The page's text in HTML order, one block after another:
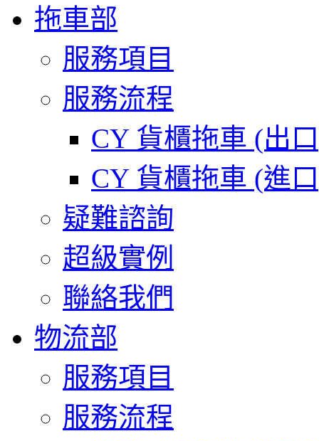
拖車部
服務項目
服務流程
CY 貨櫃拖車 (出
CY 貨櫃拖車 (進
疑難諮詢
超級實例
聯絡我們
物流部
服務項目
服務流程